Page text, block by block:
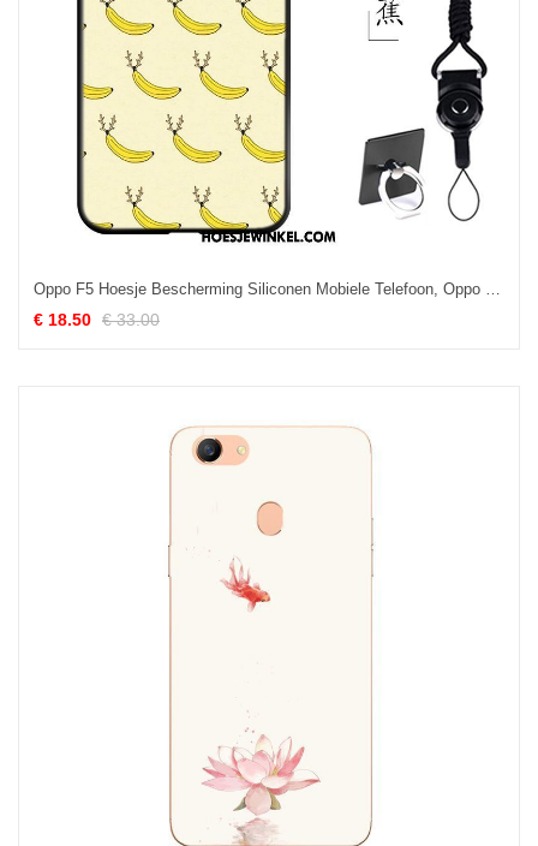
Oppo F5 Hoesje Bescherming Siliconen Mobiele Telefoon, Oppo F5 Hoesje Citroen Persoonlijk
€ 18.50 € 33.00